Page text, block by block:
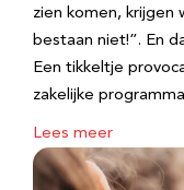
zien komen, krijgen
bestaan niet!”. En
Een tikkeltje
zakelijke
Lees meer